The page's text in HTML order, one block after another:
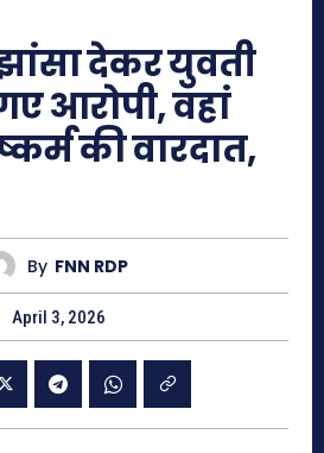
देकर युवती
आरोपी, वहां
की वारदात,
By FNN RDP
April 3, 2026